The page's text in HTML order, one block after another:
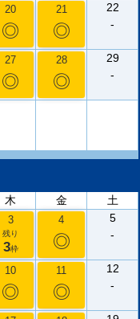
20
◎
21
◎
22
-
27
◎
28
◎
29
-
木 金 土
3
残り
3枠
4
◎
5
-
10
◎
11
◎
12
-